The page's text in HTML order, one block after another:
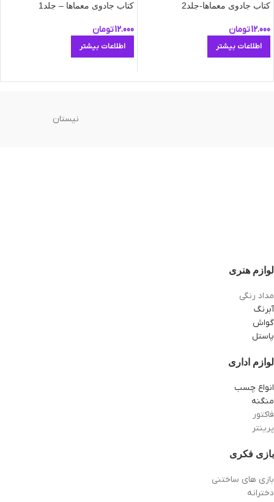
کتاب جادوی معماها-جلد2
12.000تومان
اطلاعات بیشتر
کتاب جادوی معماها – جلد1
12.000تومان
اطلاعات بیشتر
نیستان
لوازم هنری
مداد رنگی
آبرنگ
گواش
پاستل
لوازم اداری
انواع چسب
منگنه
فاکتور
پرینتر
بازی فکری
بازی های ساختنی
دخترانه